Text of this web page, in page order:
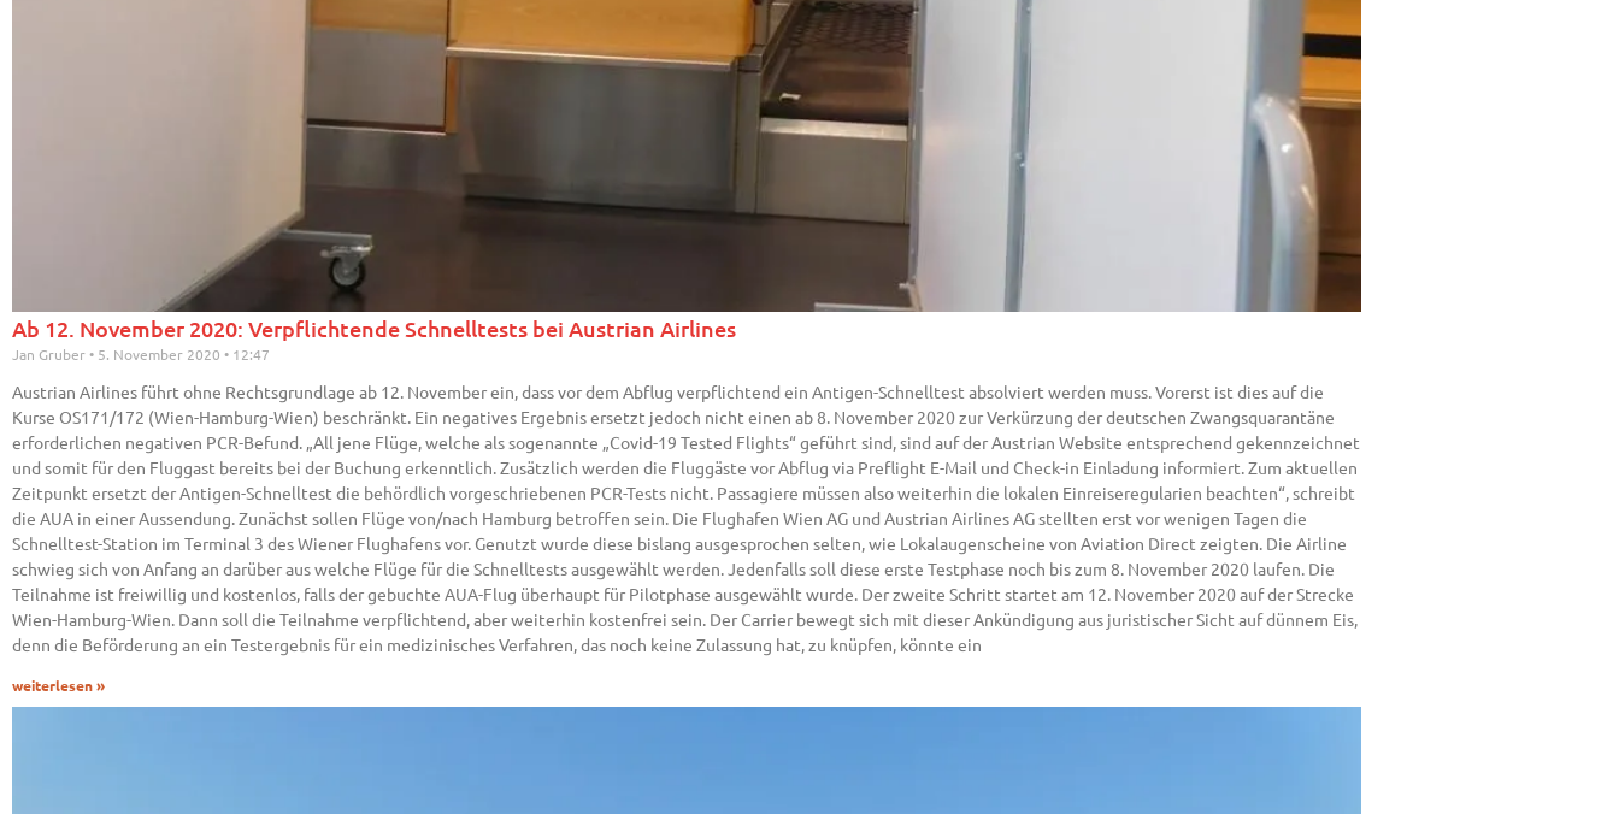
Ab 12. November 2020: Verpflichtende Schnelltests bei Austrian Airlines
Jan Gruber 5. November 2020 12:47
Austrian Airlines führt ohne Rechtsgrundlage ab 12. November ein, dass vor dem Abflug verpflichtend ein Antigen-Schnelltest absolviert werden muss. Vorerst ist dies auf die
Kurse OS171/172 (Wien-Hamburg-Wien) beschränkt. Ein negatives Ergebnis ersetzt jedoch nicht einen ab 8. November 2020 zur Verkürzung der deutschen Zwangsquarantäne
erforderlichen negativen PCR-Befund. „All jene Flüge, welche als sogenannte „Covid-19 Tested Flights“ geführt sind, sind auf der Austrian Website entsprechend gekennzeichnet
und somit für den Fluggast bereits bei der Buchung erkenntlich. Zusätzlich werden die Fluggäste vor Abflug via Preflight E-Mail und Check-in Einladung informiert. Zum aktuellen
Zeitpunkt ersetzt der Antigen-Schnelltest die behördlich vorgeschriebenen PCR-Tests nicht. Passagiere müssen also weiterhin die lokalen Einreiseregularien beachten“, schreibt
die AUA in einer Aussendung. Zunächst sollen Flüge von/nach Hamburg betroffen sein. Die Flughafen Wien AG und Austrian Airlines AG stellten erst vor wenigen Tagen die
Schnelltest-Station im Terminal 3 des Wiener Flughafens vor. Genutzt wurde diese bislang ausgesprochen selten, wie Lokalaugenscheine von Aviation Direct zeigten. Die Airline
schwieg sich von Anfang an darüber aus welche Flüge für die Schnelltests ausgewählt werden. Jedenfalls soll diese erste Testphase noch bis zum 8. November 2020 laufen. Die
Teilnahme ist freiwillig und kostenlos, falls der gebuchte AUA-Flug überhaupt für Pilotphase ausgewählt wurde. Der zweite Schritt startet am 12. November 2020 auf der Strecke
Wien-Hamburg-Wien. Dann soll die Teilnahme verpflichtend, aber weiterhin kostenfrei sein. Der Carrier bewegt sich mit dieser Ankündigung aus juristischer Sicht auf dünnem Eis,
denn die Beförderung an ein Testergebnis für ein medizinisches Verfahren, das noch keine Zulassung hat, zu knüpfen, könnte ein
weiterlesen »